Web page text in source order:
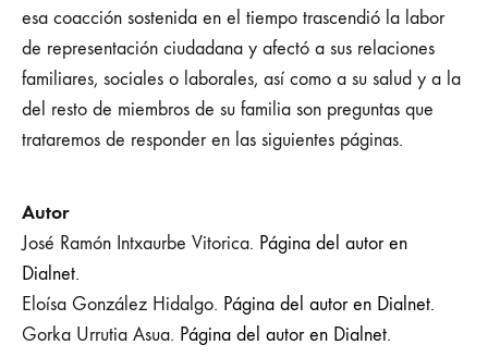
esa coacción sostenida en el tiempo trascendió la labor
de representación ciudadana y afectó a sus relaciones
familiares, sociales o laborales, así como a su salud y a la
del resto de miembros de su familia son preguntas que
trataremos de responder en las siguientes páginas.
Autor
José Ramón Intxaurbe Vitorica. Página del autor en
Dialnet.
Eloísa González Hidalgo. Página del autor en Dialnet.
Gorka Urrutia Asua. Página del autor en Dialnet.